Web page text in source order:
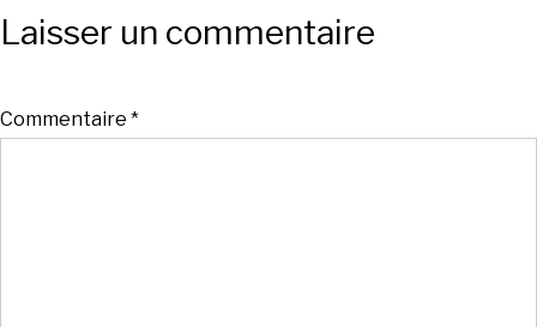
Laisser un commentaire
Commentaire *